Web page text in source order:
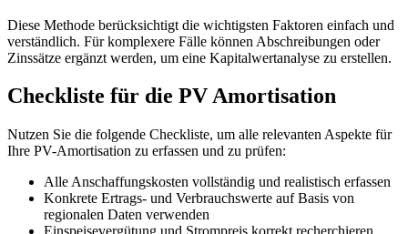
Diese Methode berücksichtigt die wichtigsten Faktoren einfach und
verständlich. Für komplexere Fälle können Abschreibungen oder
Zinssätze ergänzt werden, um eine Kapitalwertanalyse zu erstellen.
Checkliste für die PV Amortisation
Nutzen Sie die folgende Checkliste, um alle relevanten Aspekte für
Ihre PV-Amortisation zu erfassen und zu prüfen:
Alle Anschaffungskosten vollständig und realistisch erfassen
Konkrete Ertrags- und Verbrauchswerte auf Basis von
regionalen Daten verwenden